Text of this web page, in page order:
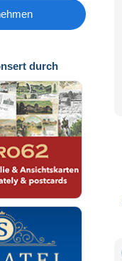
durch